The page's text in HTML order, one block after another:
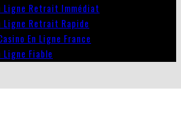
Ligne Retrait Immédiat
Ligne Retrait Rapide
En Ligne France
Ligne Fiable